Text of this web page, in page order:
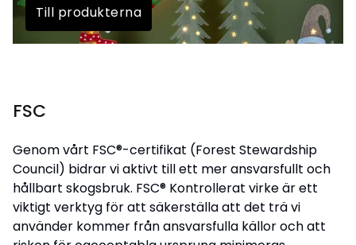
Till produkterna
FSC
Genom vårt FSC®-certifikat (Forest Stewardship
Council) bidrar vi aktivt till ett mer ansvarsfullt och
hållbart skogsbruk. FSC® Kontrollerat virke är ett
viktigt verktyg för att säkerställa att det trä vi
använder kommer från ansvarsfulla källor och att